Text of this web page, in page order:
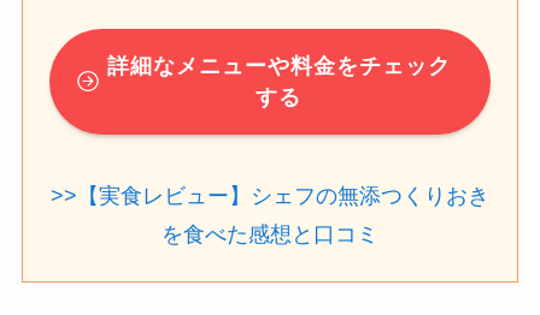
詳細なメニューや料金をチェック
する
>>【実食レビュー】シェフの無添つくりおき
を食べた感想と口コミ